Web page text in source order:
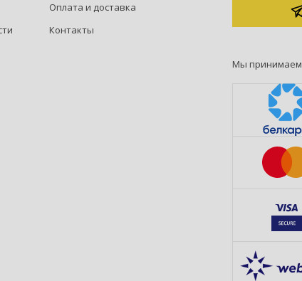
Оплата и доставка
Контакты
Мы принимаем